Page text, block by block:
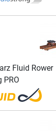
Fluid Rower
PRO